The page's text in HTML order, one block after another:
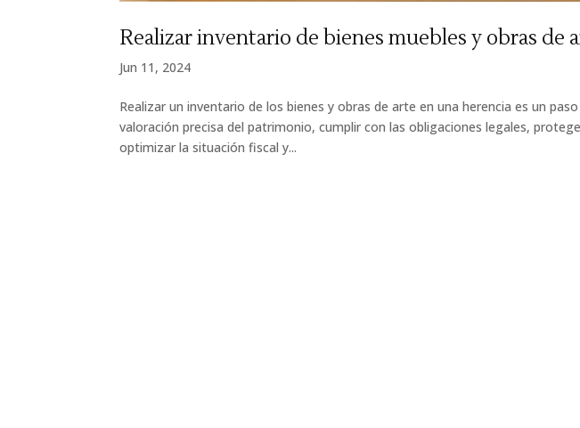
Realizar inventario de bienes muebles y obras de
Jun 11, 2024
Realizar un inventario de los bienes y obras de arte en una herencia es un
valoración precisa del patrimonio, cumplir con las obligaciones legales,
optimizar la situación fiscal y...